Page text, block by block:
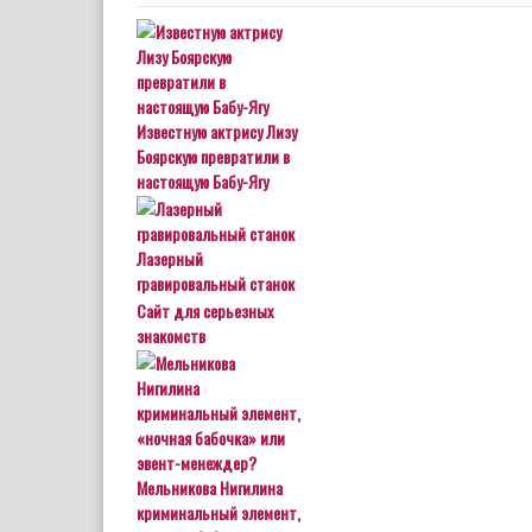
Известную актрису Лизу
Боярскую превратили в
настоящую Бабу-Ягу
Лазерный
гравировальный станок
Сайт для серьезных
знакомств
Мельникова Нигилина
криминальный элемент,